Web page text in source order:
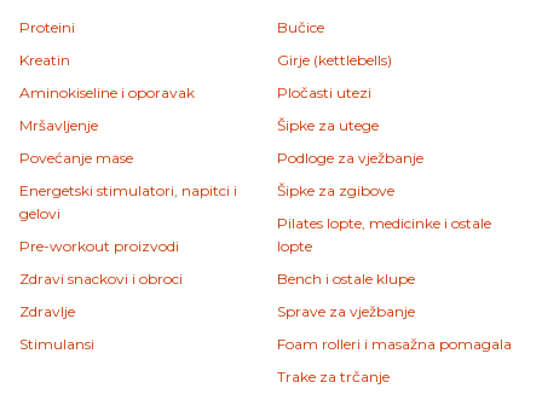
Proteini
Kreatin
Aminokiseline i oporavak
Mršavljenje
Povećanje mase
Energetski stimulatori, napitci i
gelovi
Pre-workout proizvodi
Zdravi snackovi i obroci
Zdravlje
Stimulansi
Bučice
Girje (kettlebells)
Pločasti utezi
Šipke za utege
Podloge za vježbanje
Šipke za zgibove
Pilates lopte, medicinke i ostale
lopte
Bench i ostale klupe
Sprave za vježbanje
Foam rolleri i masažna pomagala
Trake za trčanje